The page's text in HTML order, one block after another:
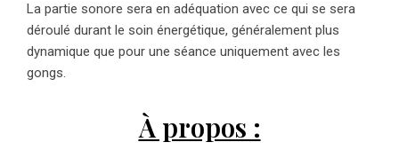
La partie sonore sera en adéquation avec ce qui se sera
déroulé durant le soin énergétique, généralement plus
dynamique que pour une séance uniquement avec les
gongs.
À propos :